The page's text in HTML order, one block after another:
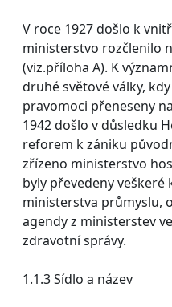
V roce 1927 došlo k
ministerstvo rozčlenilo
(viz.příloha A). K
druhé světové války,
pravomoci přeneseny
1942 došlo v důsledku
reforem k zániku
zřízeno ministerstvo
byly převedeny
ministerstva průmyslu,
agendy z ministerstev
zdravotní správy.
1.1.3 Sídlo a název